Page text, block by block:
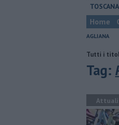
TOSCANA
Home
AGLIANA
Tutti i
E' morto Francesco Guccini
Tag: